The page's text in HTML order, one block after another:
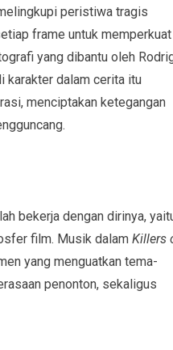
peristiwa tragis
frame untuk memperkuat
yang dibantu oleh
karakter dalam cerita itu
menciptakan ketegangan
bekerja dengan dirinya,
film. Musik dalam Killers
yang menguatkan tema-
penonton, sekaligus